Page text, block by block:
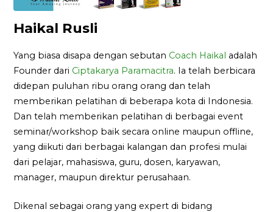
Haikal Rusli
Yang biasa disapa dengan sebutan Coach Haikal adalah
Founder dari Ciptakarya Paramacitra. Ia telah berbicara
didepan puluhan ribu orang orang dan telah
memberikan pelatihan di beberapa kota di Indonesia.
Dan telah memberikan pelatihan di berbagai event
seminar/workshop baik secara online maupun offline,
yang diikuti dari berbagai kalangan dan profesi mulai
dari pelajar, mahasiswa, guru, dosen, karyawan,
manager, maupun direktur perusahaan.
Dikenal sebagai orang yang expert di bidang